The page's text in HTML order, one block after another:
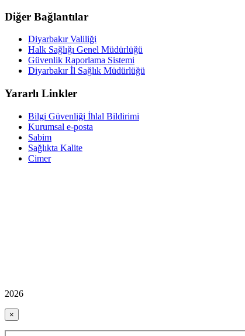
Diğer Bağlantılar
Diyarbakır Valiliği
Halk Sağlığı Genel Müdürlüğü
Güvenlik Raporlama Sistemi
Diyarbakır İl Sağlık Müdürlüğü
Yararlı Linkler
Bilgi Güvenliği İhlal Bildirimi
Kurumsal e-posta
Sabim
Sağlıkta Kalite
Cimer
2026
×